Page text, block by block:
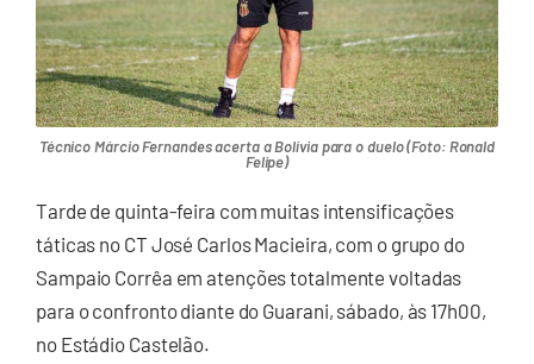
Técnico Márcio Fernandes acerta a Bolívia para o duelo (Foto: Ronald
Felipe)
Tarde de quinta-feira com muitas intensificações
táticas no CT José Carlos Macieira, com o grupo do
Sampaio Corrêa em atenções totalmente voltadas
para o confronto diante do Guarani, sábado, às 17h00,
no Estádio Castelão.